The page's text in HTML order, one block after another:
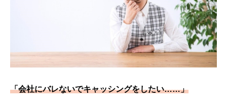
「会社にバレないでキャッシングをしたい……」